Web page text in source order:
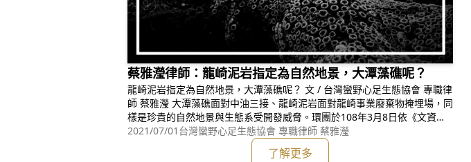
蔡雅瀅律師：龍崎泥岩指定為自然地景，大潭藻礁呢？
龍崎泥岩指定為自然地景，大潭藻礁呢？ 文 / 台灣蠻野心足生態協會 專職律
師 蔡雅瀅 大潭藻礁面對中油三接、龍崎泥岩面對龍崎事業廢棄物掩埋場，同
樣是珍貴的自然地景與生態系受開發威脅。環團於108年3月8日依《文資
法》提報龍崎牛埔泥岩惡地具自然地景價值，台南市政府歷經2年多，於今(1
10)年4月14日審議通過指定自然地景(自然保留區及地質公園)[1]；而環團於1
2021/07/01 台灣蠻野心足生態協會 專職律師 蔡雅瀅
了解更多